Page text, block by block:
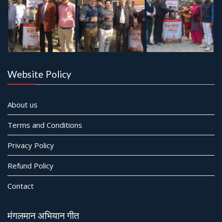
Website Policy
About us
Terms and Conditions
Privacy Policy
Refund Policy
Contact
मंगलमान अभियान गीत